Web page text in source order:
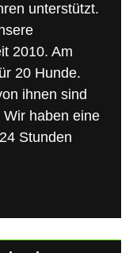
unterstützt.
2010. Am
20 Hunde.
ihnen sind
haben eine
Stunden